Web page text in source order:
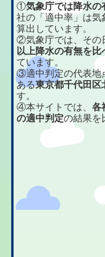
①気象庁では降水
社の「適中率」は気
算出しています。
②気象庁では、その
以上降水の有無を比
ています。
③適中判定の代表地
ある東京都千代田区
す。
④本サイトでは、各
の適中判定の結果を